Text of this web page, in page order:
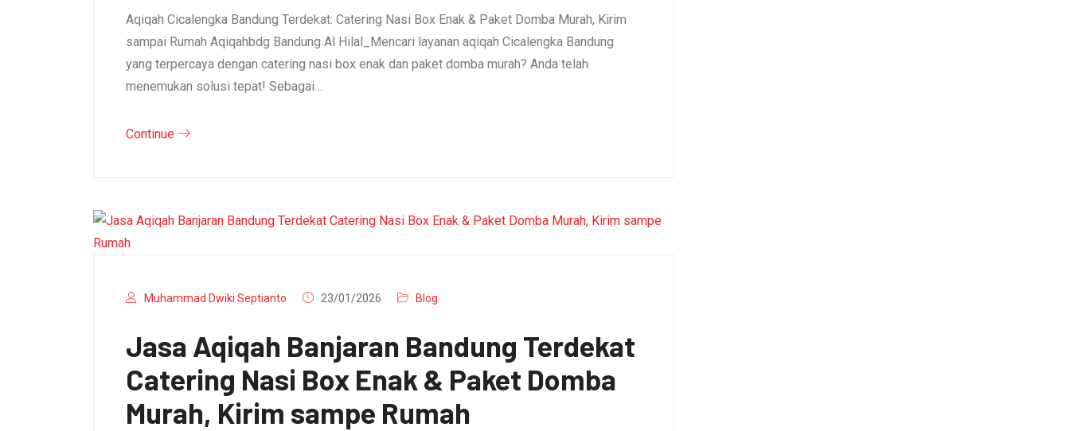
Aqiqah Cicalengka Bandung Terdekat: Catering Nasi Box Enak & Paket Domba Murah, Kirim
sampai Rumah Aqiqahbdg Bandung Al Hilal_Mencari layanan aqiqah Cicalengka Bandung
yang terpercaya dengan catering nasi box enak dan paket domba murah? Anda telah
menemukan solusi tepat! Sebagai…
Continue
Muhammad Dwiki Septianto 23/01/2026 Blog
Jasa Aqiqah Banjaran Bandung Terdekat
Catering Nasi Box Enak & Paket Domba
Murah, Kirim sampe Rumah